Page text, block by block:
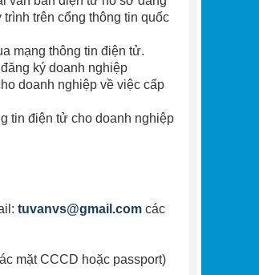
trên cổng thông tin quốc
mạng thông tin điện tử.
ký doanh nghiệp
doanh nghiệp về việc cấp
tin điện tử cho doanh nghiệp
tuvanvs@gmail.com các
mặt CCCD hoặc passport)